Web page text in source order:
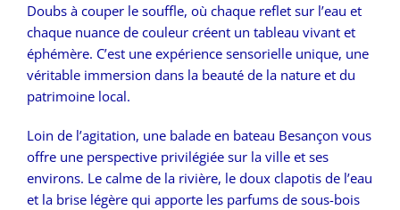
Doubs à couper le souffle, où chaque reflet sur l’eau et
chaque nuance de couleur créent un tableau vivant et
éphémère. C’est une expérience sensorielle unique, une
véritable immersion dans la beauté de la nature et du
patrimoine local.
Loin de l’agitation, une balade en bateau Besançon vous
offre une perspective privilégiée sur la ville et ses
environs. Le calme de la rivière, le doux clapotis de l’eau
et la brise légère qui apporte les parfums de sous-bois